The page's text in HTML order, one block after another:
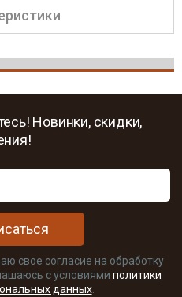
Новинки, скидки,
свое согласие на обработку
с условиями политики
данных.